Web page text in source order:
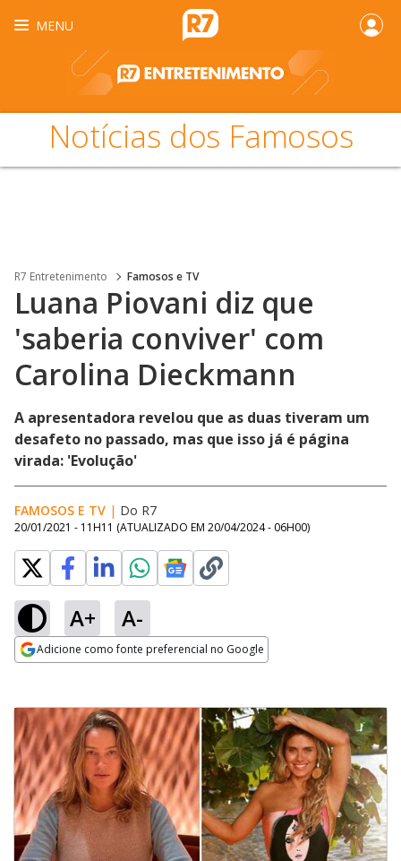
MENU
Notícias dos Famosos
R7 Entretenimento Famosos e TV
Luana Piovani diz que
'saberia conviver' com
Carolina Dieckmann
A apresentadora revelou que as duas tiveram um
desafeto no passado, mas que isso já é página
virada: 'Evolução'
FAMOSOS E TV | Do R7
20/01/2021 - 11H11 (ATUALIZADO EM 20/04/2024 - 06H00)
A+ A-
Adicione como fonte preferencial no Google